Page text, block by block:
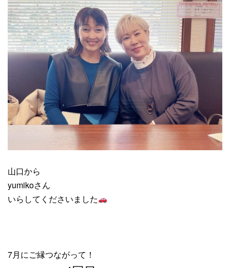
山口から
yumikoさん
いらしてくださいました
7月にご縁つながって！